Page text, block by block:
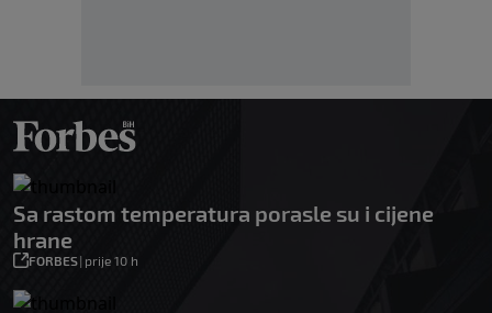
Sa rastom temperatura porasle su i cijene
hrane
FORBES| prije 10 h